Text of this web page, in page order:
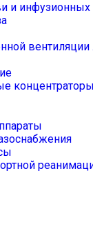
и инфузионных
вентиляции